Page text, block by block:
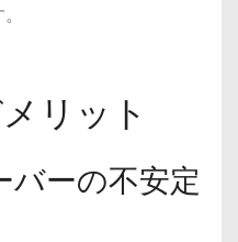
リット
バーの不安定